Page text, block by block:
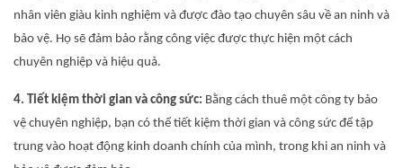
nhân viên giàu kinh nghiệm và được đào tạo chuyên sâu về an ninh và
bảo vệ. Họ sẽ đảm bảo rằng công việc được thực hiện một cách
chuyên nghiệp và hiệu quả.
4. Tiết kiệm thời gian và công sức: Bằng cách thuê một công ty bảo
vệ chuyên nghiệp, bạn có thể tiết kiệm thời gian và công sức để tập
trung vào hoạt động kinh doanh chính của mình, trong khi an ninh và